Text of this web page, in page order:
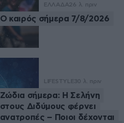
ΕΛΛΑΔΑ26 λ. πριν
Ο καιρός σήμερα 7/8/2026
LIFESTYLE30 λ. πριν
Ζώδια σήμερα: Η Σελήνη
στους Διδύμους φέρνει
ανατροπές – Ποιοι δέχονται